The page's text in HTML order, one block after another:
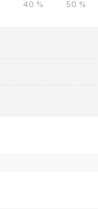
40 % 50 %